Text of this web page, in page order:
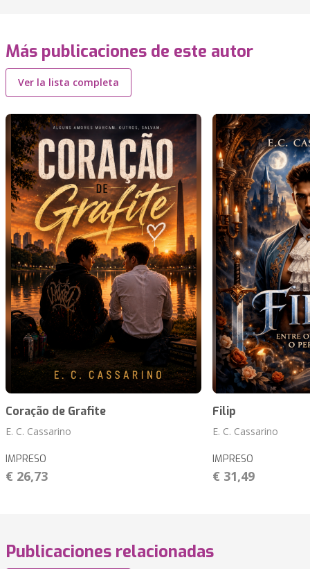
Más publicaciones de este autor
Ver la lista completa
Coração de Grafite
E. C. Cassarino
IMPRESO
€ 26,73
Filip
E. C. Cassarino
IMPRESO
€ 31,49
Publicaciones relacionadas